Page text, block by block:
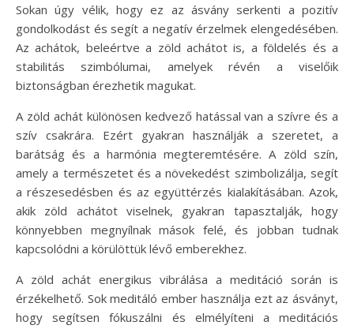
Sokan úgy vélik, hogy ez az ásvány serkenti a pozitív
gondolkodást és segít a negatív érzelmek elengedésében.
Az achátok, beleértve a zöld achátot is, a földelés és a
stabilitás szimbólumai, amelyek révén a viselőik
biztonságban érezhetik magukat.
A zöld achát különösen kedvező hatással van a szívre és a
szív csakrára. Ezért gyakran használják a szeretet, a
barátság és a harmónia megteremtésére. A zöld szín,
amely a természetet és a növekedést szimbolizálja, segít
a részesedésben és az együttérzés kialakításában. Azok,
akik zöld achátot viselnek, gyakran tapasztalják, hogy
könnyebben megnyílnak mások felé, és jobban tudnak
kapcsolódni a körülöttük lévő emberekhez.
A zöld achát energikus vibrálása a meditáció során is
érzékelhető. Sok meditáló ember használja ezt az ásványt,
hogy segítsen fókuszálni és elmélyíteni a meditációs